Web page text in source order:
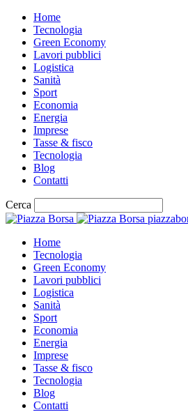
Home
Tecnologia
Green Economy
Lavori pubblici
Logistica
Sanità
Sport
Economia
Energia
Imprese
Tasse & fisco
Tecnologia
Blog
Contatti
Cerca
Home
Tecnologia
Green Economy
Lavori pubblici
Logistica
Sanità
Sport
Economia
Energia
Imprese
Tasse & fisco
Tecnologia
Blog
Contatti